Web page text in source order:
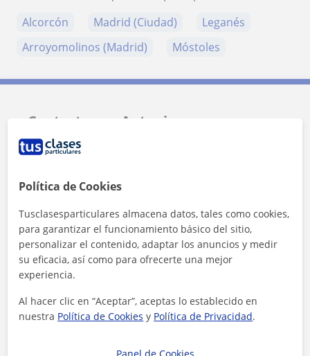
Alcorcón
Madrid (Ciudad)
Leganés
Arroyomolinos (Madrid)
Móstoles
Contacta con Antonio
Tarifa
Política de Cookies
Tusclasesparticulares almacena datos, tales como cookies,
para garantizar el funcionamiento básico del sitio,
personalizar el contenido, adaptar los anuncios y medir
su eficacia, así como para ofrecerte una mejor
experiencia.
Al hacer clic en “Aceptar”, aceptas lo establecido en
nuestra Política de Cookies y Política de Privacidad.
Panel de Cookies